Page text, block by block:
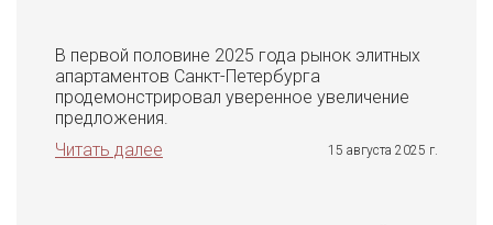
В первой половине 2025 года рынок элитных
апартаментов Санкт-Петербурга
продемонстрировал уверенное увеличение
предложения.
Читать далее
15 августа 2025 г.